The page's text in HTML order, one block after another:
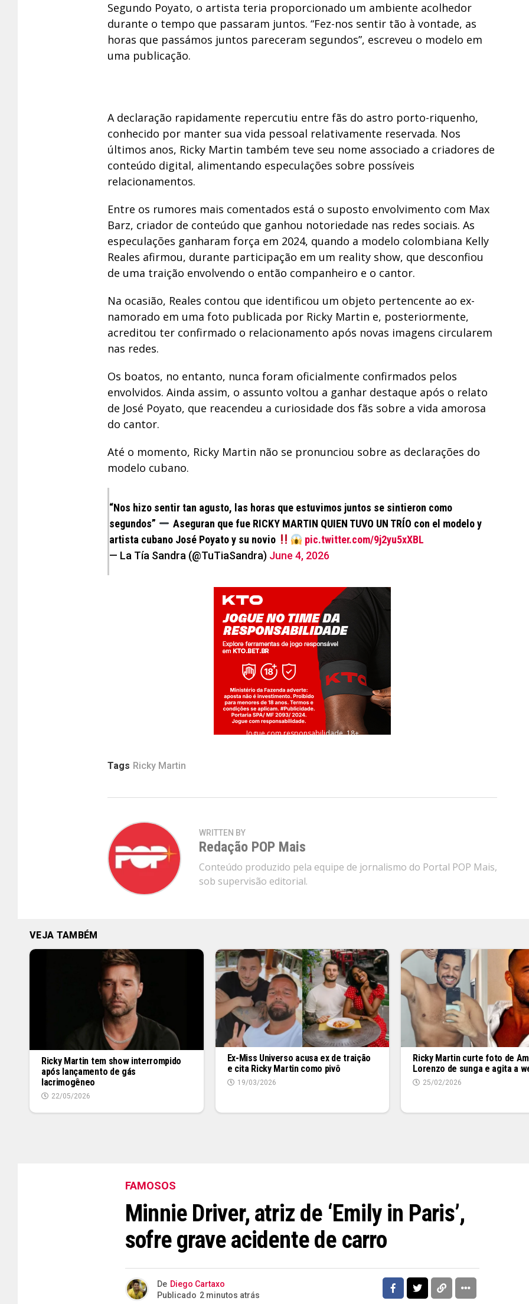
Segundo Poyato, o artista teria proporcionado um ambiente acolhedor
durante o tempo que passaram juntos. “Fez-nos sentir tão à vontade, as
horas que passámos juntos pareceram segundos”, escreveu o modelo em
uma publicação.
A declaração rapidamente repercutiu entre fãs do astro porto-riquenho,
conhecido por manter sua vida pessoal relativamente reservada. Nos
últimos anos, Ricky Martin também teve seu nome associado a criadores de
conteúdo digital, alimentando especulações sobre possíveis
relacionamentos.
Entre os rumores mais comentados está o suposto envolvimento com Max
Barz, criador de conteúdo que ganhou notoriedade nas redes sociais. As
especulações ganharam força em 2024, quando a modelo colombiana Kelly
Reales afirmou, durante participação em um reality show, que desconfiou
de uma traição envolvendo o então companheiro e o cantor.
Na ocasião, Reales contou que identificou um objeto pertencente ao ex-
namorado em uma foto publicada por Ricky Martin e, posteriormente,
acreditou ter confirmado o relacionamento após novas imagens circularem
nas redes.
Os boatos, no entanto, nunca foram oficialmente confirmados pelos
envolvidos. Ainda assim, o assunto voltou a ganhar destaque após o relato
de José Poyato, que reacendeu a curiosidade dos fãs sobre a vida amorosa
do cantor.
Até o momento, Ricky Martin não se pronunciou sobre as declarações do
modelo cubano.
“Nos hizo sentir tan agusto, las horas que estuvimos juntos se sintieron como
segundos”
Aseguran que fue RICKY MARTIN QUIEN TUVO UN TRÍO con el modelo y
artista cubano José Poyato y su novio
pic.twitter.com/9j2yu5xXBL
— La Tía Sandra (@TuTiaSandra) June 4, 2026
Jogue com responsabilidade. 18+
Tags Ricky Martin
WRITTEN BY
Redação POP Mais
Conteúdo produzido pela equipe de jornalismo do Portal POP Mais,
sob supervisão editorial.
VEJA TAMBÉM
Ricky Martin tem show interrompido
após lançamento de gás
lacrimogêneo
22/05/2026
Ex-Miss Universo acusa ex de traição
e cita Ricky Martin como pivô
19/03/2026
Ricky Martin curte foto de
Lorenzo de sunga e agita a
25/02/2026
FAMOSOS
Minnie Driver, atriz de ‘Emily in Paris’,
sofre grave acidente de carro
De Diego Cartaxo
Publicado 2 minutos atrás